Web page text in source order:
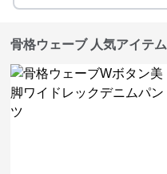
骨格ウェーブ 人気アイテム